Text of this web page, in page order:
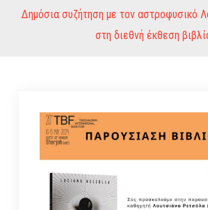
Δημόσια συζήτηση με τον αστροφυσικό
στη διεθνή έκθεση